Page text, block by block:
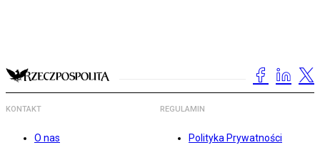
KONTAKT
O nas
REGULAMIN
Polityka Prywatności